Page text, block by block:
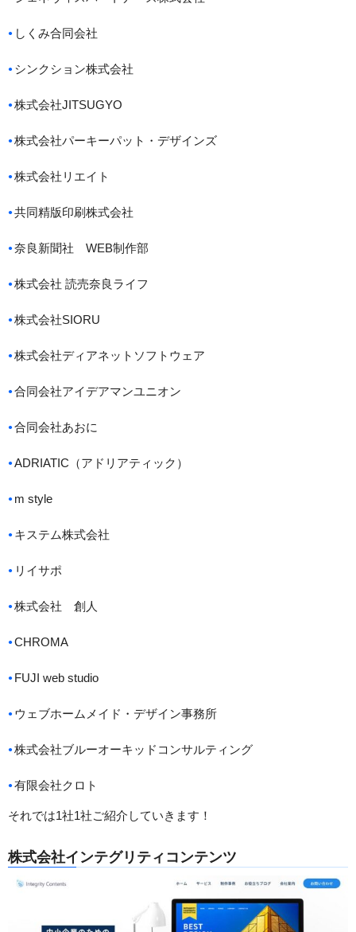
しくみ合同会社
シンクション株式会社
株式会社JITSUGYO
株式会社パーキーパット・デザインズ
株式会社リエイト
共同精版印刷株式会社
奈良新聞社 WEB制作部
株式会社 読売奈良ライフ
株式会社SIORU
株式会社ディアネットソフトウェア
合同会社アイデアマンユニオン
合同会社あおに
ADRIATIC（アドリアティック）
m style
キステム株式会社
リイサポ
株式会社 創人
CHROMA
FUJI web studio
ウェブホームメイド・デザイン事務所
株式会社ブルーオーキッドコンサルティング
有限会社クロト
それでは1社1社ご紹介していきます！
株式会社インテグリティコンテンツ